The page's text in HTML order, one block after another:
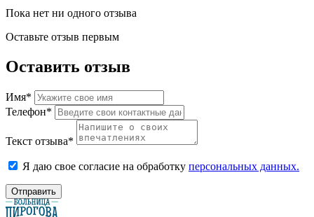
Пока нет ни одного отзыва
Оставьте отзыв первым
Оставить отзыв
Имя*
Телефон*
Текст отзыва*
Я даю свое согласие на обработку персональных данных.
Отправить